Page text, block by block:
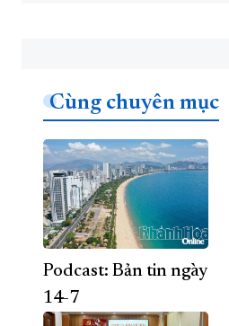
Cùng chuyên mục
Podcast: Bản tin ngày
14-7